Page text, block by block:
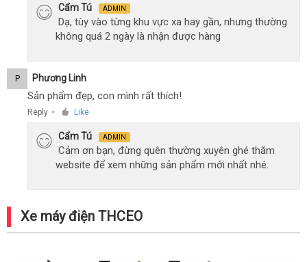
Cẩm Tú ADMIN
Dạ, tùy vào từng khu vực xa hay gần, nhưng thường
không quá 2 ngày là nhận được hàng
P Phương Linh
Sản phẩm đẹp, con mình rất thích!
Reply ● Like
Cẩm Tú ADMIN
Cảm ơn bạn, đừng quên thường xuyên ghé thăm
website để xem những sản phẩm mới nhất nhé.
Xe máy điện THCEO